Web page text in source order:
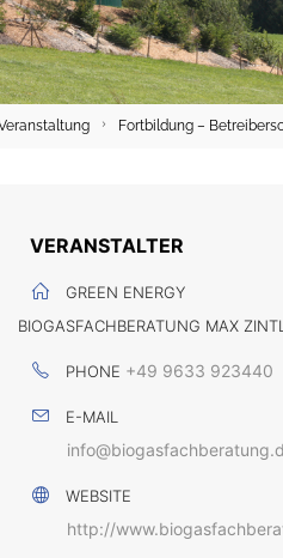
Fortbildung –
VERANSTALTER
GREEN ENERGY
BIOGASFACHBERATUNG MAX
PHONE +49 9633 923440
E-MAIL
WEBSITE
http://